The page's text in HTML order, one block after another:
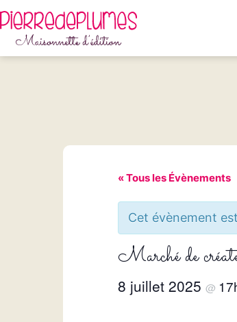
Aller
au
Pierredeplumes
« Tous les Évènements
Cet évènement
Marché de
8 juillet 2025 @